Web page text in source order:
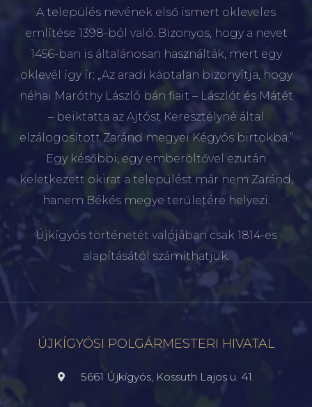
A település nevének első ismert okleveles
említése 1398-ból való. Bizonyos, hogy a nevet
1456-ban is általánosan használták, mert egy
oklevél így ír: „Az aradi káptalan bizonyítja, hogy
néhai Maróthy László bán fiait – Lászlót és Mátét
– beiktatta az Ajtóst Keresztélyné által
elzálogosított Zaránd megyei Kégyós birtokba.”
Egy későbbi, egy emberöltővel ezután
keletkezett okirat a települést már nem Zaránd,
hanem Békés megye területére helyezi.
Újkígyós történetét valójában csak 1814-es
alapításától számíthatjuk.
ÚJKÍGYÓSI POLGÁRMESTERI HIVATAL
5661 Újkígyós, Kossuth Lajos u. 41.